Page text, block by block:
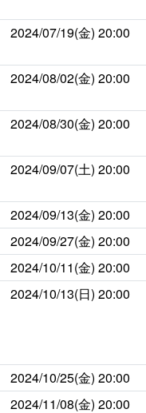
2024/07/19(金) 20:00
2024/08/02(金) 20:00
2024/08/30(金) 20:00
2024/09/07(土) 20:00
2024/09/13(金) 20:00
2024/09/27(金) 20:00
2024/10/11(金) 20:00
2024/10/13(日) 20:00
2024/10/25(金) 20:00
2024/11/08(金) 20:00